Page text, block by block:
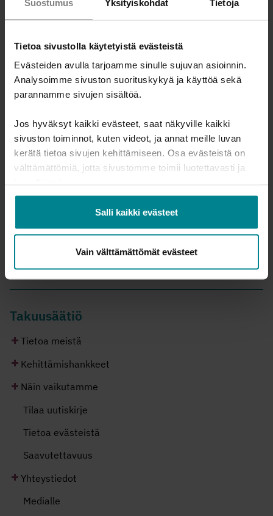
Suostumus Yksityiskohdat Tietoja
Tietoa sivustolla käytetyistä evästeistä
Evästeiden avulla tarjoamme sinulle sujuvan asioinnin.
Analysoimme sivuston suorituskykyä ja käyttöä sekä
parannamme sivujen sisältöä.
Jos hyväksyt kaikki evästeet, saat näkyville kaikki
sivuston toiminnot, kuten videot, ja annat meille luvan
kerätä tietoa sivujen kehittämiseen. Osa evästeistä on
välttämättömiä, jotta sivustomme toimii luotettavasti ja
Salli kaikki evästeet
Vain välttämättömät evästeet
yksilöitäviä tietoja ei kerätä. Siten yksittäisten
henkilöiden yhteydenottoja tai keskusteluja ei voida
Oikeus vaatia tiedon korjaamista ja muut
henkilötietojen käsittelyyn liittyvät oikeudet
tarkastella, eikä siitä voida poistaa tietoja, koska
tunnistettavaa tai yksilöitävää tietoa ei kerätä.
Yksittäisten henkilöiden yhteydenottoja tai keskusteluja
ei voida jäljittää.
Tulosta sivu
Takuusäätiö
Tietoa meistä
Kehittämishankkeet
Näin vaikutamme
Tilaa uutiskirje
Tietoa evästeistä
Saavutettavuus
Yhteystiedot
Medialle